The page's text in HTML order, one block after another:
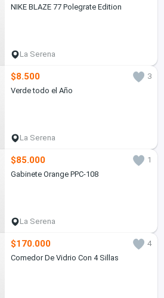
NIKE BLAZE 77 Polegrate Edition
La Serena
$8.500
3
Verde todo el Año
La Serena
$85.000
1
Gabinete Orange PPC-108
La Serena
$170.000
4
Comedor De Vidrio Con 4 Sillas